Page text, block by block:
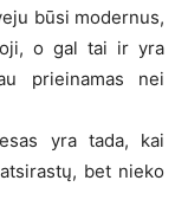
būsi modernus,
o gal tai ir yra
prieinamas nei
yra tada, kai
bet nieko